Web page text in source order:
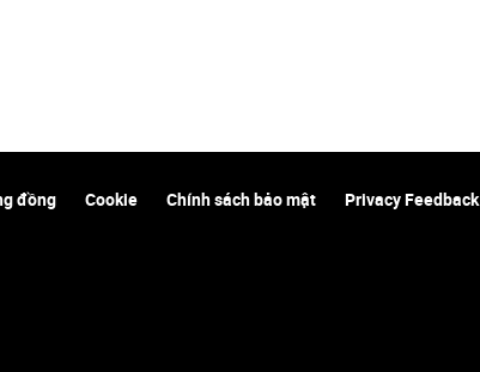
đồng Cookie Chính sách bảo mật Privacy Feedback